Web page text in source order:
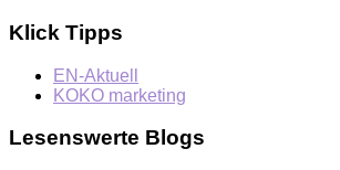
Klick Tipps
EN-Aktuell
KOKO marketing
Lesenswerte Blogs